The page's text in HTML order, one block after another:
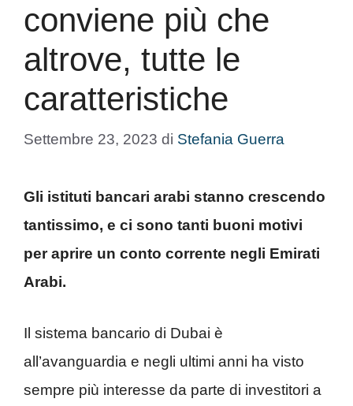
conviene più che
altrove, tutte le
caratteristiche
Settembre 23, 2023 di Stefania Guerra
Gli istituti bancari arabi stanno crescendo
tantissimo, e ci sono tanti buoni motivi
per aprire un conto corrente negli Emirati
Arabi.
Il sistema bancario di Dubai è
all’avanguardia e negli ultimi anni ha visto
sempre più interesse da parte di investitori a